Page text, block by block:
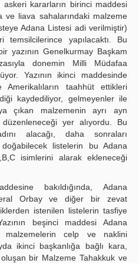
kararların birinci maddesi
ve liava sahalarındaki malzeme
Adana Listesi adi verilmiştir)
yapılacaktı. Bu
yazının Genelkurmay Başkam
donemin Milli Müdafaa
Yazının ikinci maddesinde
taahhüt ettikleri
kaydediliyor, gelmeyenler ile
çıkan malzemenin ayrı ayn
yer alıyordu. Bu
alacağı, daha sonraları
listelerin bu Adana
isimlerini alarak ekleneceği
bakıldığında, Adana
Orbay ve diğer bir zevat
istenilen listelerin tasfiye
beşinci maddesi Adana
malzemelerin celp ve naklini
ikinci başkanlığa bağlı kara,
bir Malzeme Tahakkuk ve